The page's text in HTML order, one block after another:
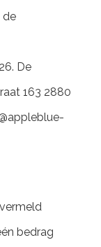
de
De
163 2880
bedrag